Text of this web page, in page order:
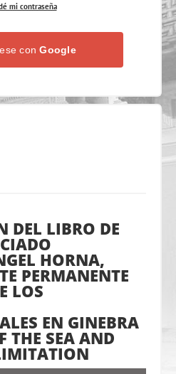
mi contraseña
conGoogle
DEL LIBRO DE
HORNA,
PERMANENTE
LOS
EN GINEBRA
THE SEA AND